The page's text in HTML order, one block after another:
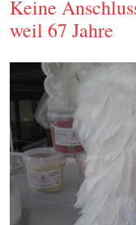
Keine
weil 67 Jahre